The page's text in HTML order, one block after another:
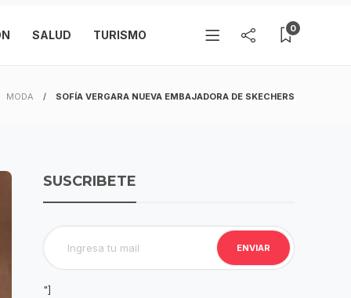
SALUD TURISMO 0
MODA SOFÍA VERGARA NUEVA EMBAJADORA DE SKECHERS
SUSCRIBETE
"]